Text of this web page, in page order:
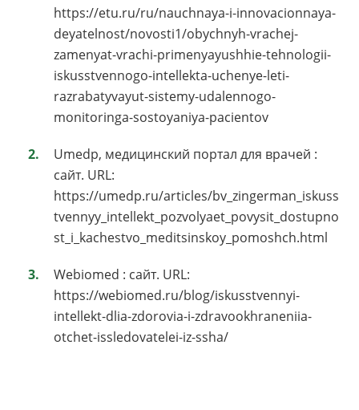
https://etu.ru/ru/nauchnaya-i-innovacionnaya-
deyatelnost/novosti1/obychnyh-vrachej-
zamenyat-vrachi-primenyayushhie-tehnologii-
iskusstvennogo-intellekta-uchenye-leti-
razrabatyvayut-sistemy-udalennogo-
monitoringa-sostoyaniya-pacientov
Umedp, медицинский портал для врачей :
сайт. URL:
https://umedp.ru/articles/bv_zingerman_iskuss
tvennyy_intellekt_pozvolyaet_povysit_dostupno
st_i_kachestvo_meditsinskoy_pomoshch.html
Webiomed : сайт. URL:
https://webiomed.ru/blog/iskusstvennyi-
intellekt-dlia-zdorovia-i-zdravookhraneniia-
otchet-issledovatelei-iz-ssha/